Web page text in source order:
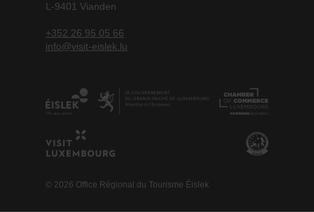
L-9401 Vianden
+352 26 95 05 66
info@visit-eislek.lu
© 2026 Office Régional du Tourisme Éislek